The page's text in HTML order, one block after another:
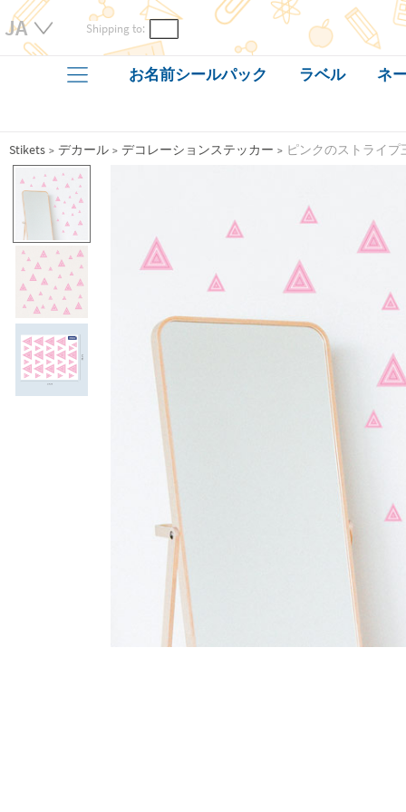
Shipping to:
お名前シールパック ラベル ネ
Stikets デカール デコレーションステッカー ピンクのストライ